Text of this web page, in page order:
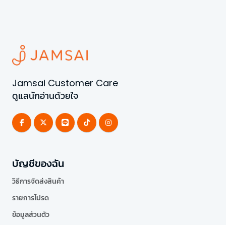
Jamsai Customer Care
ดูแลนักอ่านด้วยใจ
บัญชีของฉัน
วิธีการจัดส่งสินค้า
รายการโปรด
ข้อมูลส่วนตัว